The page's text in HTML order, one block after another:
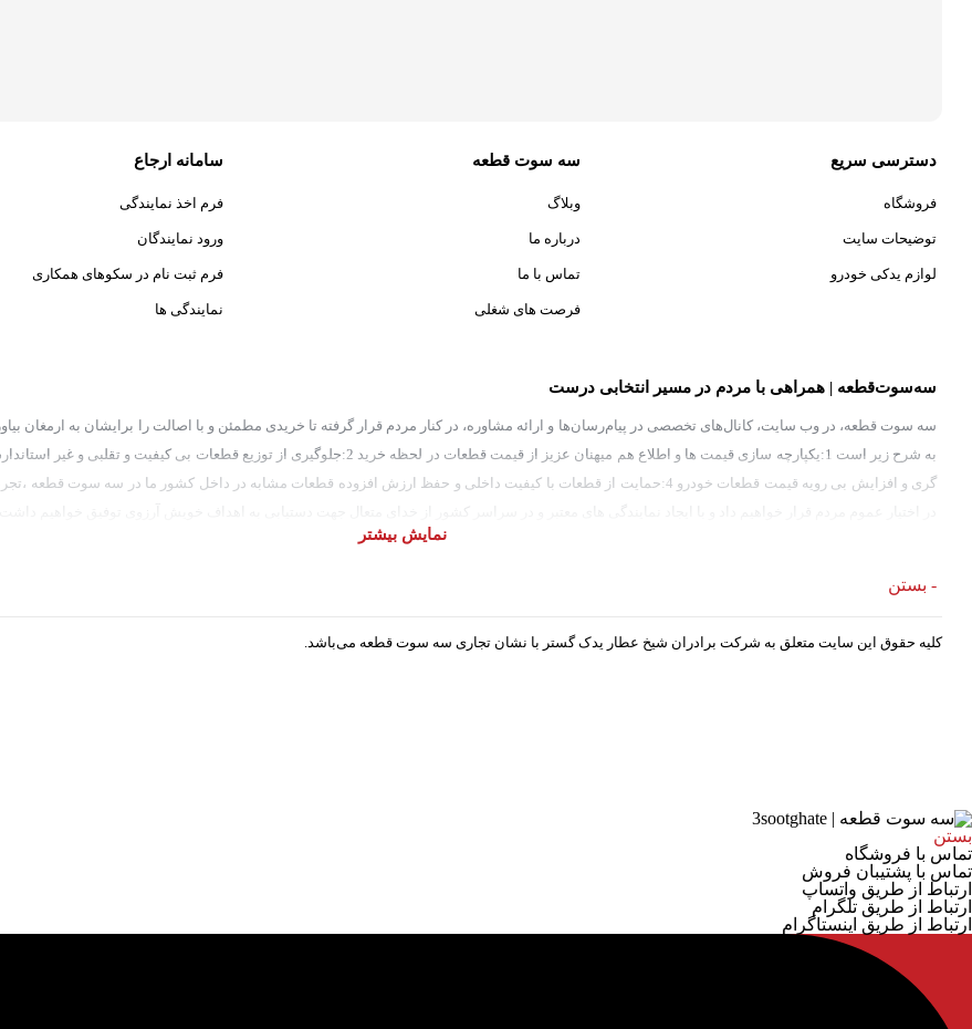
دسترسی سریع
فروشگاه
توضیحات سایت
لوازم یدکی خودرو
سه سوت قطعه
وبلاگ
درباره ما
تماس با ما
فرصت های شغلی
سامانه ارجاع
فرم اخذ نمایندگی
ورود نمایندگان
فرم ثبت نام در سکوهای همکاری
نمایندگی ها
سه‌سوت‌قطعه | همراهی با مردم در مسیر انتخابی درست
سه سوت قطعه، در وب سایت، کانال‌های تخصصی در پیام‌رسان‌ها و ارائه مشاوره، در کنار مردم قرار گرفته تا خریدی مطمئن و با اصالت را برایشان به ارمغان
گری و افزایش بی رویه قیمت قطعات خودرو 4:حمایت از قطعات با کیفیت داخلی و حفظ ارزش افزوده قطعات مشابه در داخل کشور ما در سه سوت
نمایش بیشتر
- بستن
کلیه حقوق این سایت متعلق به شرکت برادران شیخ عطار یدک گستر با نشان تجاری سه سوت قطعه می‌باشد.
بستن
تماس با فروشگاه
تماس با پشتیبان فروش
ارتباط از طریق واتساپ
ارتباط از طریق تلگرام
ارتباط از طریق اینستاگرام